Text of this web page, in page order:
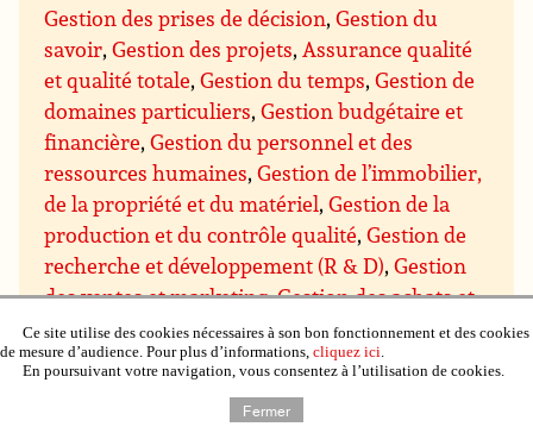
Gestion des prises de décision,Gestion du
savoir,Gestion des projets,Assurance qualité
et qualité totale,Gestion du temps,Gestion de
domaines particuliers,Gestion budgétaire et
financière,Gestion du personnel et des
ressources humaines,Gestion de l’immobilier,
de la propriété et du matériel,Gestion de la
production et du contrôle qualité,Gestion de
recherche et développement (R & D),Gestion
des ventes et marketing,Gestion des achats et
des approvisionnements,Gestion de la
distribution et de la logistique,Négociation
commerciale
Communication et présentation
Mathématiques et système
Ce site utilise des cookies nécessaires à son bon fonctionnement et des cookies
de mesure d’audience. Pour plus d’informations, cliquez ici.
En poursuivant votre navigation, vous consentez à l’utilisation de cookies.
Fermer